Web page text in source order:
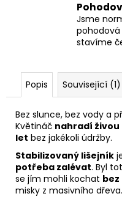
Jsme
stavíme
Popis Související (1)
Bez slunce, bez vody a
Květináč nahradí živou
let bez jakékoli údržby.
Stabilizovaný lišejník
potřeba zalévat. Byl
se jím mohli kochat
misky z masivního dřeva.